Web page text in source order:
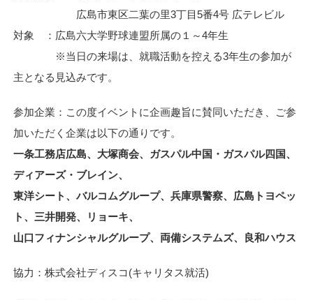
広島市東区二葉の里3丁目5番4号 広テレビル
対象 ：広島六大学野球連盟所属の１～4年生
※当日の来場は、就職活動を控える3年生の参加が
主となる見込みです。
参加企業：この度イベントに企画趣旨に賛同いただき、ご参
加いただく企業は以下の通りです。
一条工務店広島、大塚商会、ガスパル中国・ガスパル四国、
ディアーズ・ブレイン、
東洋シート、バルコムグループ、兵庫県警察、広島トヨペッ
ト、三井開発、リョーキ、
山口フィナンシャルグループ、両備システムズ、良和ハウス
協力：株式会社ディスコ(キャリタス就活)